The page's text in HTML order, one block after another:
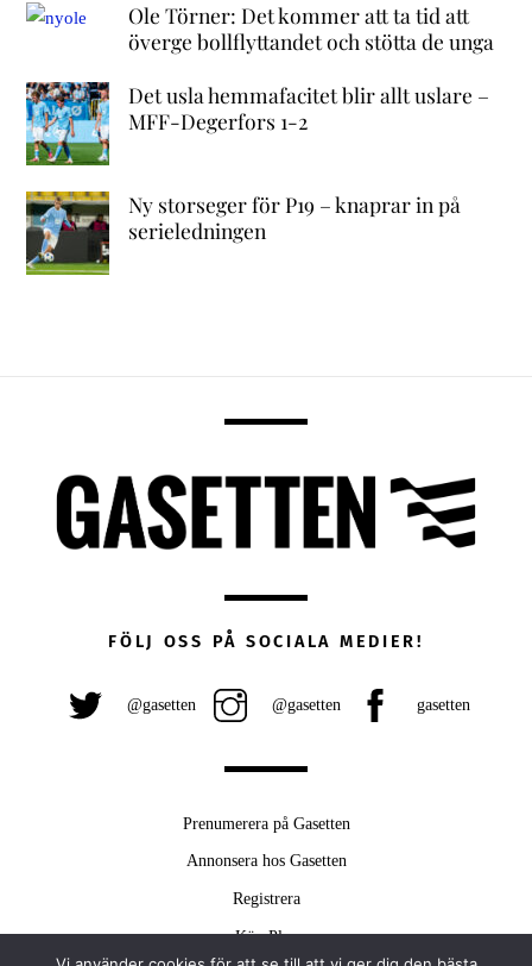
Ole Törner: Det kommer att ta tid att
överge bollflyttandet och stötta de unga
Det usla hemmafacitet blir allt uslare –
MFF-Degerfors 1-2
Ny storseger för P19 – knaprar in på
serieledningen
FÖLJ OSS PÅ SOCIALA MEDIER!
@gasetten @gasetten gasetten
Prenumerera på Gasetten
Annonsera hos Gasetten
Registrera
Köp Plus